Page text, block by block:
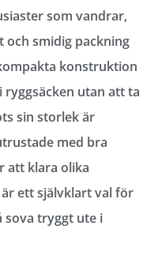
som vandrar,
och smidig packning
konstruktion
utan att ta
sin storlek är
med bra
att klara olika
ett självklart val för
sova tryggt ute i